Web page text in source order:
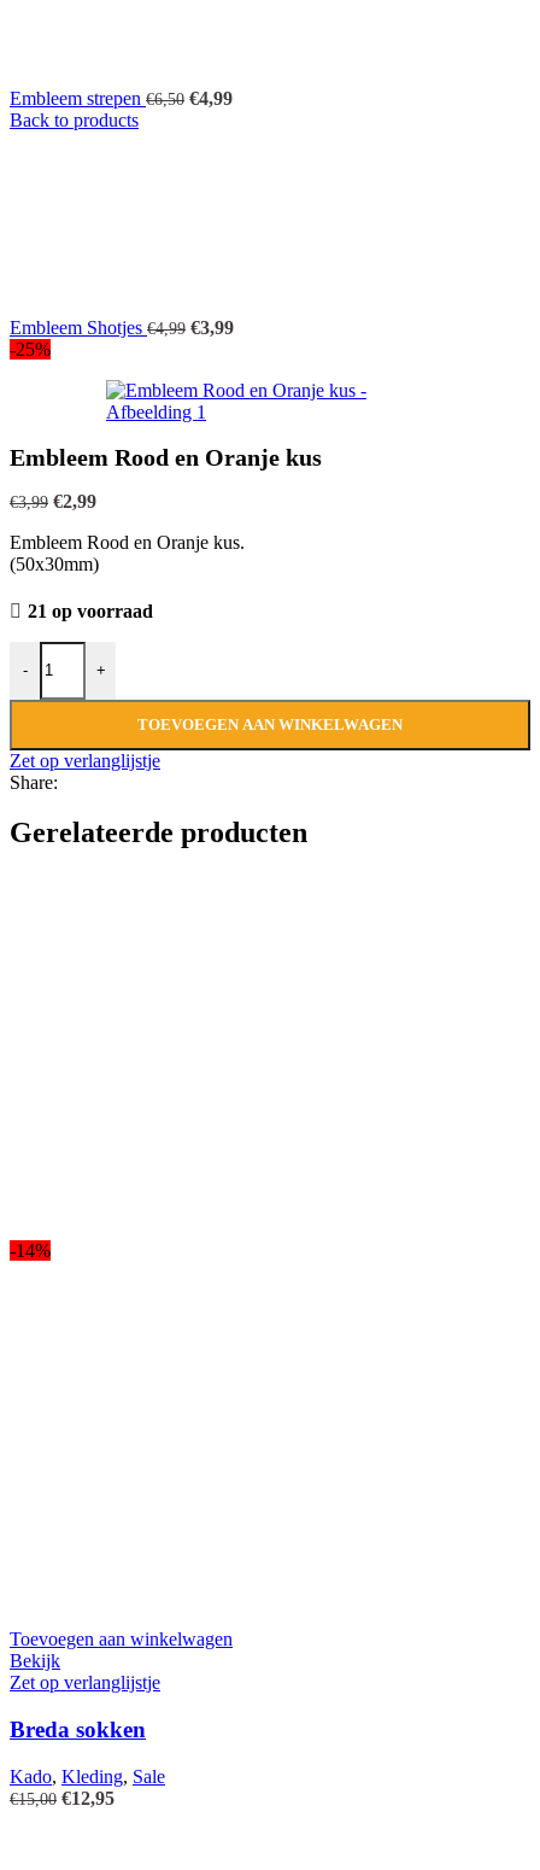
Embleem strepen €6,50 Oorspronkelijke
€4,99Huidige
Back to products
Embleem Shotjes €4,99 Oorspronkelijke
€4,99.
€3,99Huidige
€3,99.
-25%
Embleem Rood en Oranje kus
€3,99 Oorspronkelijke
was:
€3,99.
€2,99Huidige
is:
€2,99.
Embleem Rood en Oranje kus.
(50x30mm)
21 op voorraad
-
Embleem Rood en Oranje kus aantal
+
TOEVOEGEN AAN WINKELWAGEN
Zet op verlanglijstje
Share:
Gerelateerde producten
-14%
Toevoegen aan winkelwagen
Bekijk
Zet op verlanglijstje
Breda sokken
Kado, Kleding, Sale
€15,00 Oorspronkelijke
€12,95Huidige